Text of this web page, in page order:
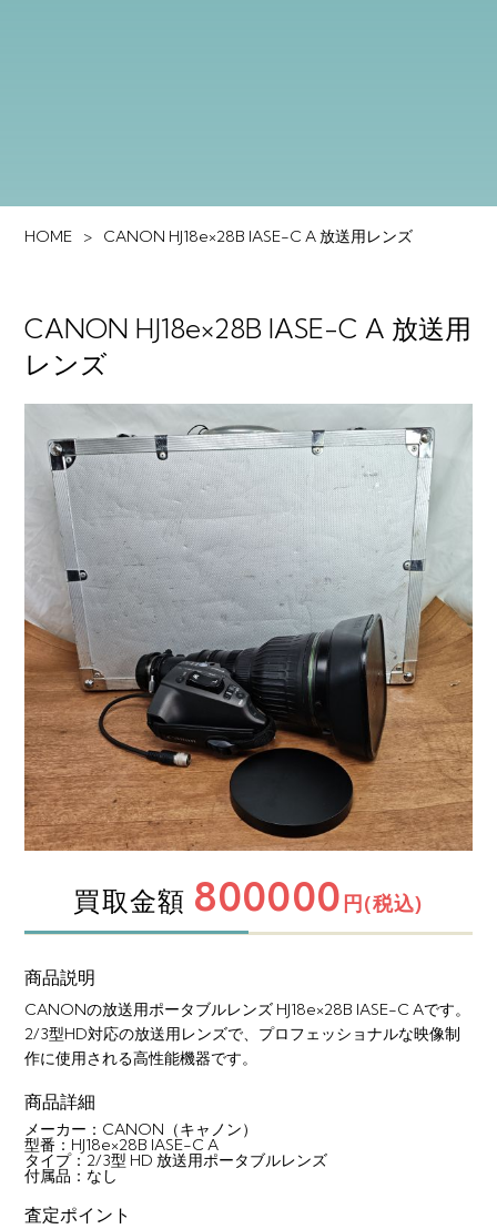
HOME CANON HJ18e×28B IASE-C A 放送用レンズ
CANON HJ18e×28B IASE-C A 放送用
レンズ
買取金額 800000 円(税込)
商品説明
CANONの放送用ポータブルレンズ HJ18e×28B IASE-C Aです。
2/3型HD対応の放送用レンズで、プロフェッショナルな映像制
作に使用される高性能機器です。
商品詳細
メーカー：CANON（キャノン）
型番：HJ18e×28B IASE-C A
タイプ：2/3型 HD 放送用ポータブルレンズ
付属品：なし
査定ポイント